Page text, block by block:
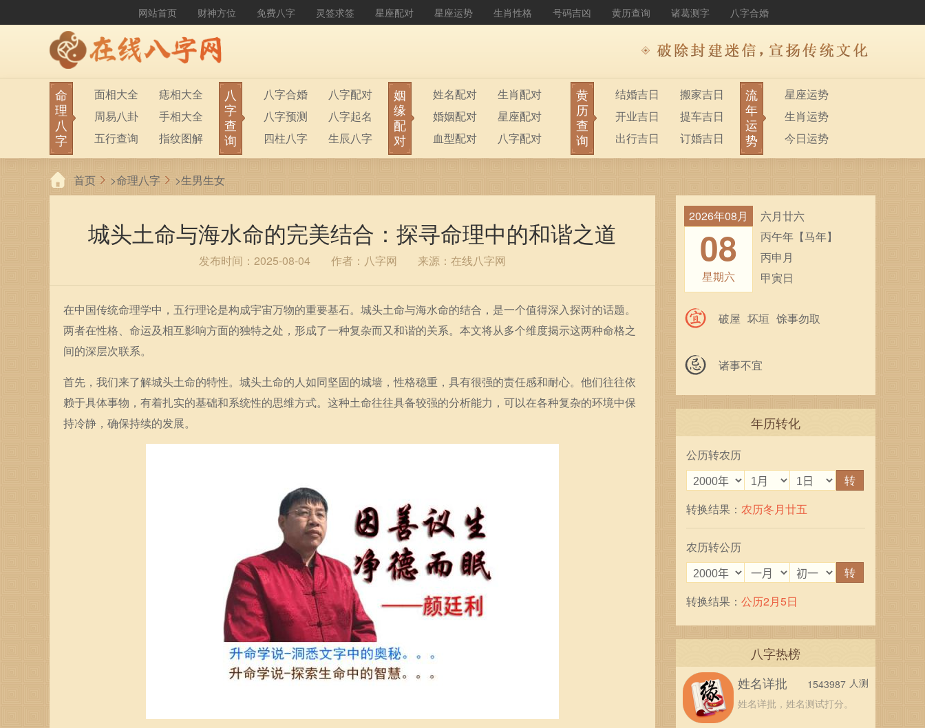
网站首页 财神方位 免费八字 灵签求签 星座配对 星座运势 生肖性格 号码吉凶 黄历查询 诸葛测字 八字合婚
命
理
八
字
面相大全
痣相大全
周易八卦
手相大全
五行查询
指纹图解
生男生女
称骨算命
前世今生
塔罗占卜
八
字
查
询
八字合婚
八字配对
八字预测
八字起名
四柱八字
生辰八字
六十甲子
八字排盘
姻
缘
配
对
姓名配对
生肖配对
婚姻配对
星座配对
血型配对
八字配对
黄
历
查
询
结婚吉日
搬家吉日
开业吉日
提车吉日
出行吉日
订婚吉日
流
年
运
势
星座运势
生肖运势
今日运势
首页 >命理八字 >生男生女
城头土命与海水命的完美结合：探寻命理中的和谐之道
发布时间：2025-08-04 作者：八字网 来源：在线八字网
在中国传统命理学中，五行理论是构成宇宙万物的重要基石。城头土命与海水命的结合，是一个值得深入探讨的话题。
两者在性格、命运及相互影响方面的独特之处，形成了一种复杂而又和谐的关系。本文将从多个维度揭示这两种命格之
间的深层次联系。
首先，我们来了解城头土命的特性。城头土命的人如同坚固的城墙，性格稳重，具有很强的责任感和耐心。他们往往依
赖于具体事物，有着扎实的基础和系统性的思维方式。这种土命往往具备较强的分析能力，可以在各种复杂的环境中保
持冷静，确保持续的发展。
2026年08月
08
星期六
六月廿六
丙午年【马年】
丙申月
甲寅日
破屋 坏垣 馀事勿取
诸事不宜
年历转化
公历转农历
转
转换结果： 农历冬月廿五
农历转公历
转
转换结果： 公历2月5日
八字热榜
姓名详批
姓名详批，姓名测试打分。
1543987 人测